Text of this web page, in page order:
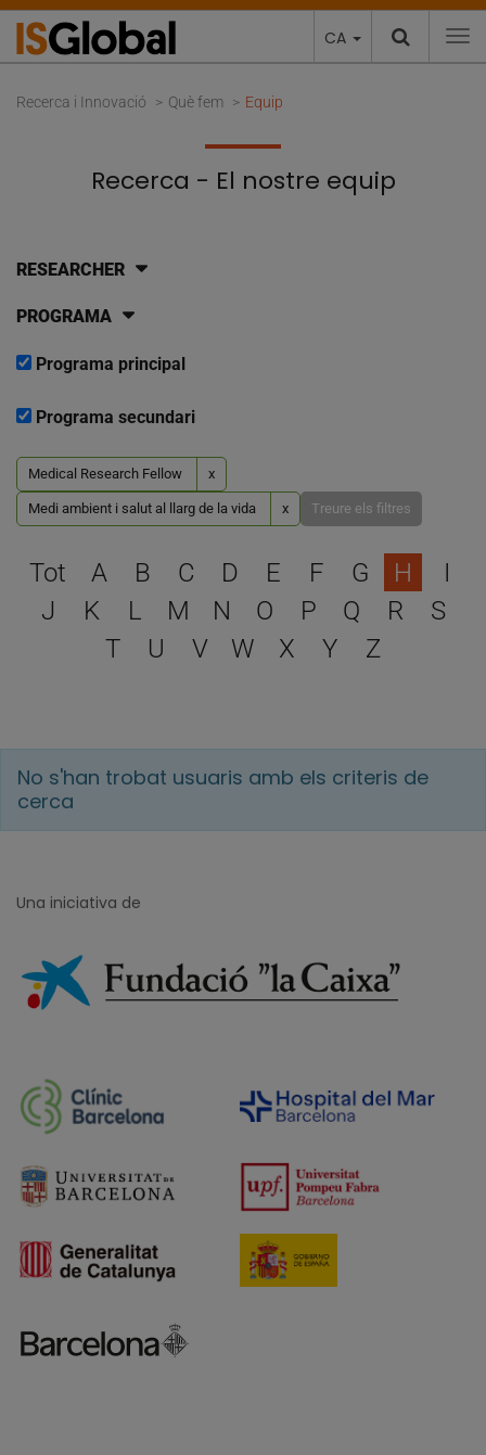
CA
Recerca i Innovació Què fem Equip
Recerca - El nostre equip
RESEARCHER
PROGRAMA
Programa principal
Programa secundari
Medical Research Fellow x
Medi ambient i salut al llarg de la vida x Treure els filtres
Escull una lletra per filtrar
Tot A B C D E F G H
I
J
K L M N O P Q R
S
T
U V W X Y Z
No s'han trobat usuaris amb els criteris de
cerca
Una iniciativa de